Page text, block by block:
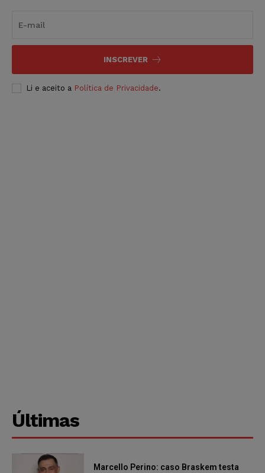
INSCREVER
Li e aceito a Política de Privacidade.
Últimas
Marcello Perino: caso Braskem testa